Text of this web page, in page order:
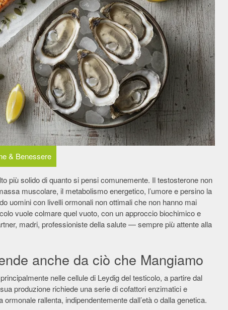
& Benessere
più solido di quanto si pensi comunemente. Il testosterone non
muscolare, il metabolismo energetico, l’umore e persino la
uomini con livelli ormonali non ottimali che non hanno mai
vuole colmare quel vuoto, con un approccio biochimico e
madri, professioniste della salute — sempre più attente alla
anche da ciò che Mangiamo
nelle cellule di Leydig del testicolo, a partire dal
produzione richiede una serie di cofattori enzimatici e
rallenta, indipendentemente dall’età o dalla genetica.